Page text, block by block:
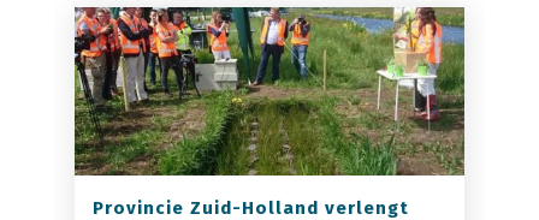
Provincie Zuid-Holland verlengt